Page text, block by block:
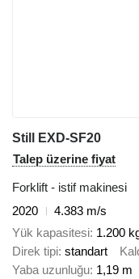
Still EXD-SF20
Talep üzerine fiyat
Forklift - istif makinesi
2020
4.383 m/s
Yük kapasitesi 1.200
Direk tipi standart
Yaba uzunluğu 1,19 m